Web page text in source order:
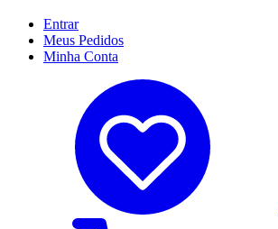
Entrar
Meus Pedidos
Minha Conta